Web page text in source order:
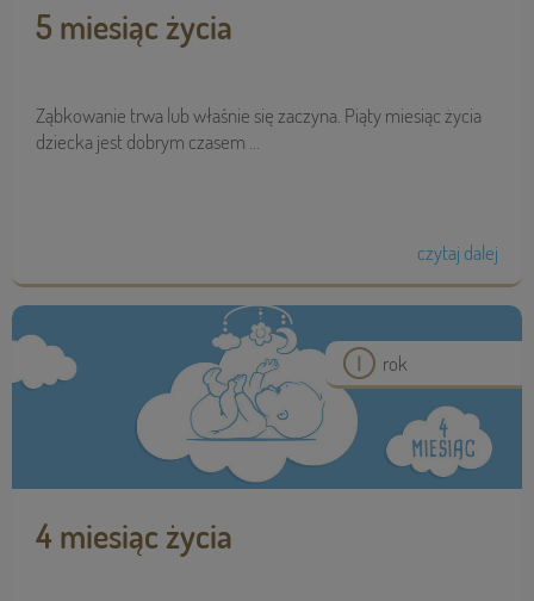
5 miesiąc życia
Ząbkowanie trwa lub właśnie się zaczyna. Piąty miesiąc życia
dziecka jest dobrym czasem ...
czytaj dalej
rok
4 miesiąc życia